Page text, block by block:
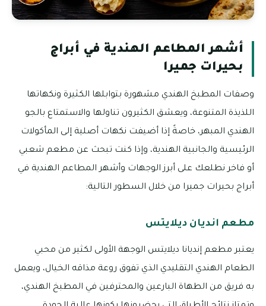
أشهر المطاعم الهندية في أبراج
بحيرات جميرا
وصفات المطبخ الهندي مشهورة بتوابلها الكثيرة ونكهاتها
اللذيذة المتنوعة، ويعشق الكثيرون تناولها والاستمتاع بالجو
الهندي المبهر، خاصةً إذا أضيفت نكهات أصلية إلى المأكولات
الرئيسية والجانبية الهندية، وإذا كنت تبحث عن مطعم شعبي
أو فاخر نطلعك على أبرز الوجهات وأشهر المطاعم الهندية في
أبراج بحيرات جميرا من خلال السطور التالية:
مطعم انديان ديلايتس
يعتبر مطعم إنديانا ديلايتس الوجهة الأولى لكثير من محبي
الطعام الهندي التقليدي الذي تفوق روعة مذاقه الخيال، ويعمل
به فريق من الطهاة البارعين والمحترفين في المطبخ الهندي،